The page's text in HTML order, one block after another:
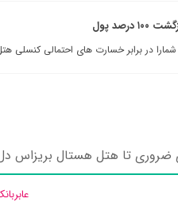
۱۰۰ درصد پول
شمارا در برابر خسارت های احتمالی کنسلی
تا هتل هستال بریزاس